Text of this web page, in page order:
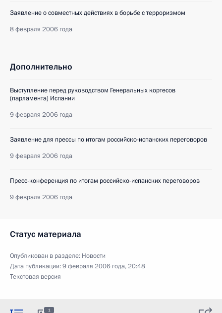
Заявление о совместных действиях в борьбе с терроризмом
8 февраля 2006 года
Дополнительно
Выступление перед руководством Генеральных кортесов
(парламента) Испании
9 февраля 2006 года
Заявление для прессы по итогам российско-испанских переговоров
9 февраля 2006 года
Пресс-конференция по итогам российско-испанских переговоров
9 февраля 2006 года
Статус материала
Опубликован в разделе: Новости
Дата публикации:9 февраля 2006 года, 20:48
Текстовая версия
1